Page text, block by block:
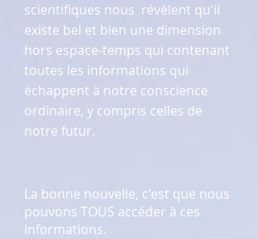
scientifiques nous révèlent qu'il
existe bel et bien une dimension
hors espace-temps qui contenant
toutes les informations qui
échappent à notre conscience
ordinaire, y compris celles de
notre futur.
La bonne nouvelle, c'est que nous
pouvons TOUS accéder à ces
informations.